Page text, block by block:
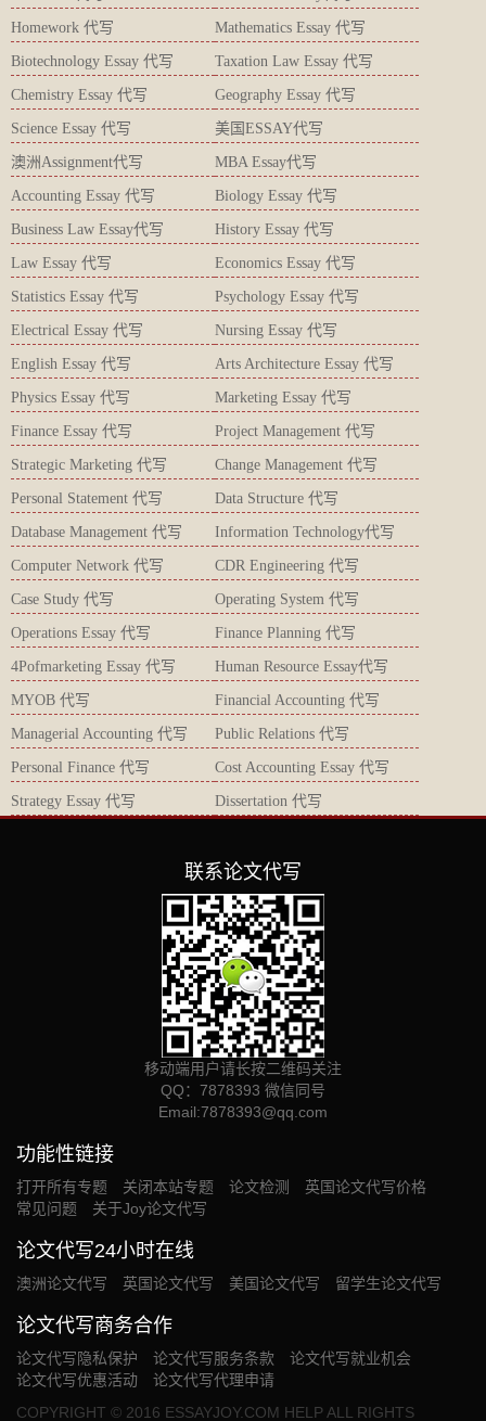
Homework 代写 Mathematics Essay 代写
Biotechnology Essay 代写 Taxation Law Essay 代写
Chemistry Essay 代写 Geography Essay 代写
Science Essay 代写 美国ESSAY代写
澳洲Assignment代写 MBA Essay代写
Accounting Essay 代写 Biology Essay 代写
Business Law Essay代写 History Essay 代写
Law Essay 代写 Economics Essay 代写
Statistics Essay 代写 Psychology Essay 代写
Electrical Essay 代写 Nursing Essay 代写
English Essay 代写 Arts Architecture Essay 代写
Physics Essay 代写 Marketing Essay 代写
Finance Essay 代写 Project Management 代写
Strategic Marketing 代写 Change Management 代写
Personal Statement 代写 Data Structure 代写
Database Management 代写 Information Technology代写
Computer Network 代写 CDR Engineering 代写
Case Study 代写 Operating System 代写
Operations Essay 代写 Finance Planning 代写
4Pofmarketing Essay 代写 Human Resource Essay代写
MYOB 代写 Financial Accounting 代写
Managerial Accounting 代写 Public Relations 代写
Personal Finance 代写 Cost Accounting Essay 代写
Strategy Essay 代写 Dissertation 代写
联系论文代写
移动端用户请长按二维码关注
QQ：7878393 微信同号
Email:7878393@qq.com
功能性链接
打开所有专题 关闭本站专题 论文检测
英国论文代写价格
常见问题
关于Joy论文代写
论文代写24小时在线
澳洲论文代写 英国论文代写 美国论文代写 留学生论文代写
论文代写商务合作
论文代写隐私保护 论文代写服务条款
论文代写就业机会
论文代写优惠活动
论文代写代理申请
COPYRIGHT © 2016 ESSAYJOY.COM HELP ALL RIGHTS